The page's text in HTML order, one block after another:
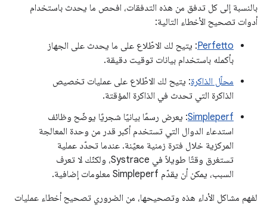
بالنسبة إلى كل تدفق من هذه التدفقات، افحص ما يحدث باستخدام
أدوات تصحيح الأخطاء التالية:
Perfetto: يتيح لك الاطّلاع على ما يحدث على الجهاز
بأكمله باستخدام بيانات توقيت دقيقة.
محلّل الذاكرة: يتيح لك الاطّلاع على عمليات تخصيص
الذاكرة التي تحدث في الذاكرة المؤقتة.
Simpleperf: يعرض رسمًا بيانيًا شجريًا يوضّح وظائف
استدعاء الدوال التي تستخدم أكبر قدر من وحدة المعالجة
المركزية خلال فترة زمنية معيّنة. عندما تحدّد عملية
تستغرق وقتًا طويلاً في Systrace، ولكنّك لا تعرف
السبب، يمكن أن يقدّم Simpleperf معلومات إضافية.
لفهم مشاكل الأداء هذه وتصحيحها، من الضروري تصحيح أخطاء عمليات